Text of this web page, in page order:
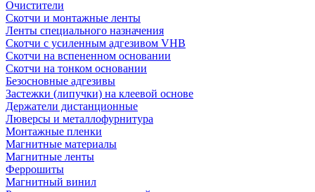
Очистители
Скотчи и монтажные ленты
Ленты специального назначения
Скотчи с усиленным адгезивом VHB
Скотчи на вспененном основании
Скотчи на тонком основании
Безосновные адгезивы
Застежки (липучки) на клеевой основе
Держатели дистанционные
Люверсы и металлофурнитура
Монтажные пленки
Магнитные материалы
Магнитные ленты
Феррошиты
Магнитный винил